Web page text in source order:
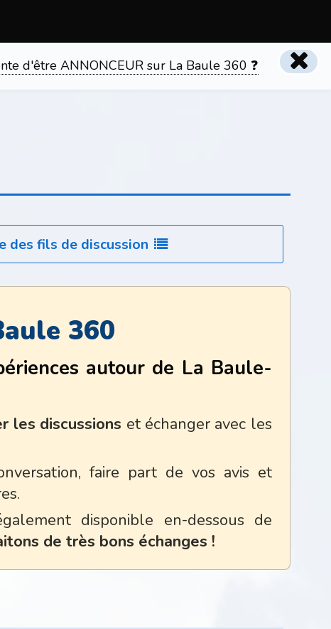
d'être ANNONCEUR sur La Baule 360 ❓
des fils de discussion
360
autour de La Baule-
les discussions et échanger avec les
faire part de vos avis et
disponible en-dessous de
de très bons échanges !